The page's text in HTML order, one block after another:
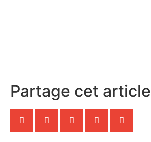
Partage cet article